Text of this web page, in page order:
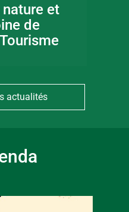
et
de
actualités